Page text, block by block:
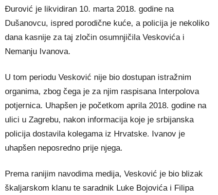
Đurović je likvidiran 10. marta 2018. godine na
Dušanovcu, ispred porodične kuće, a policija je nekoliko
dana kasnije za taj zločin osumnjičila Veskovića i
Nemanju Ivanova.
U tom periodu Vesković nije bio dostupan istražnim
organima, zbog čega je za njim raspisana Interpolova
potjernica. Uhapšen je početkom aprila 2018. godine na
ulici u Zagrebu, nakon informacija koje je srbijanska
policija dostavila kolegama iz Hrvatske. Ivanov je
uhapšen neposredno prije njega.
Prema ranijim navodima medija, Vesković je bio blizak
škaljarskom klanu te saradnik Luke Bojovića i Filipa